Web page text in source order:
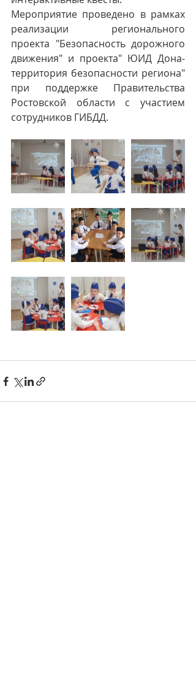
Мероприятие проведено в рамках
реализации регионального
проекта "Безопасность дорожного
движения" и проекта" ЮИД Дона-
территория безопасности региона"
при поддержке Правительства
Ростовской области с участием
сотрудников ГИБДД.